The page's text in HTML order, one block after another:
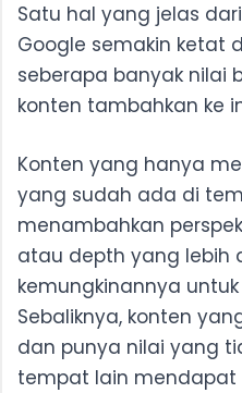
Satu hal yang jelas
Google semakin ketat
seberapa banyak nilai
konten tambahkan ke
Konten yang hanya
yang sudah ada di
menambahkan
atau depth yang lebih
kemungkinannya
Sebaliknya, konten
dan punya nilai yang
tempat lain mendapat